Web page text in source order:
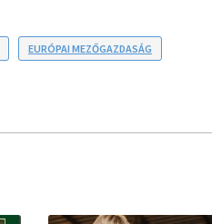
EURÓPAI MEZŐGAZDASÁG